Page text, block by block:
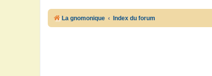
La gnomonique Index du forum